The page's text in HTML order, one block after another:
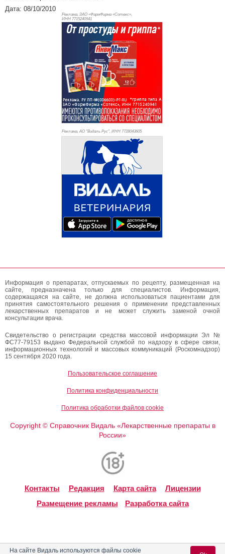
Дата: 08/10/2010
Реклама. ЗАО «ФармФирма «Сотекс»,
ИНН 7715240941
Реклама. АО "Видаль Рус", ИНН 7728043605
Информация о препаратах, отпускаемых по рецепту, размещенная на
сайте, предназначена только для специалистов. Информация,
содержащаяся на сайте, не должна использоваться пациентами для
принятия самостоятельного решения о применении представленных
лекарственных препаратов и не может служить заменой очной
консультации врача.
Свидетельство о регистрации средства массовой информации Эл №
ФС77-79153 выдано Федеральной службой по надзору в сфере связи,
информационных технологий и массовых коммуникаций (Роскомнадзор)
15 сентября 2020 года.
Пользовательское соглашение
Политика конфиденциальности
Политика обработки файлов cookie
Copyright ©Справочник Видаль «Лекарственные препараты в
России»
Контакты Редакция Карта сайта
Лицензии
Размещение рекламы
Разработка сайта
На сайте Видаль используются файлы cookie